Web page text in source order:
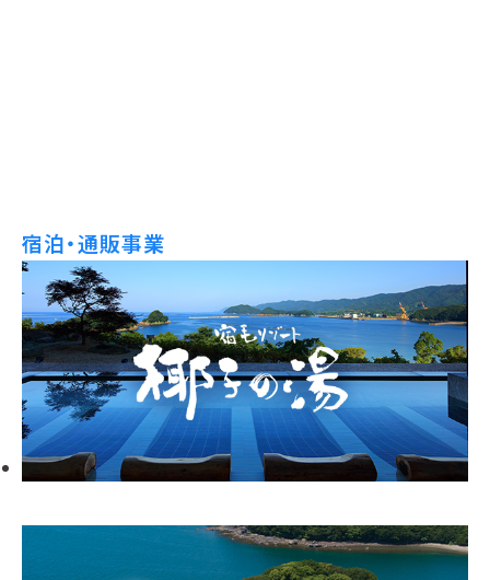
宿泊・通販事業